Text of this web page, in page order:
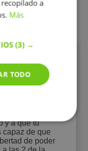
y a que tu
capaz de que
de poder
a
Más
(3) →
TODO